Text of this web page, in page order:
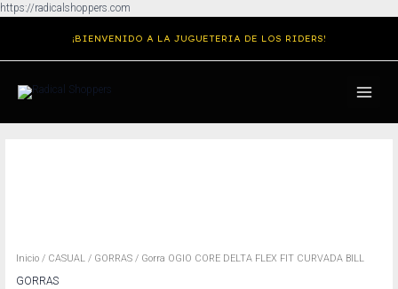
https://radicalshoppers.com
contenido
¡BIENVENIDO A LA JUGUETERIA DE LOS RIDERS!
MENU
Inicio / CASUAL / GORRAS / Gorra OGIO CORE DELTA FLEX FIT CURVADA BILL
GORRAS